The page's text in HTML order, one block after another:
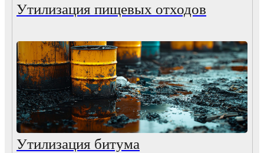
Утилизация пищевых отходов
Утилизация битума